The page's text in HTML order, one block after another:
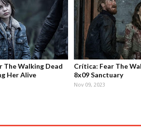
The Walking Dead
Her Alive
Crítica: Fear The
8x09 Sanctuary
Nov 09, 2023